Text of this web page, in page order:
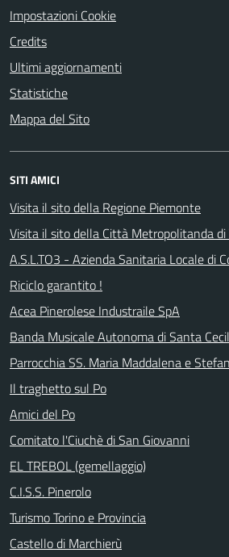
Impostazioni Cookie
Credits
Ultimi aggiornamenti
Statistiche
Mappa del Sito
SITI AMICI
Visita il sito della Regione Piemonte
Visita il sito della Città Metropolitanda di
A.S.L.TO3 - Azienda Sanitaria Locale di
Riciclo garantito !
Acea Pinerolese Industraile SpA
Banda Musicale Autonoma di Santa
Parrocchia SS. Maria Maddalena e
Il traghetto sul Po
Amici del Po
Comitato l'Ciuchè di San Giovanni
EL TREBOL (gemellaggio)
C.I.S.S. Pinerolo
Turismo Torino e Provincia
Castello di Marchierù